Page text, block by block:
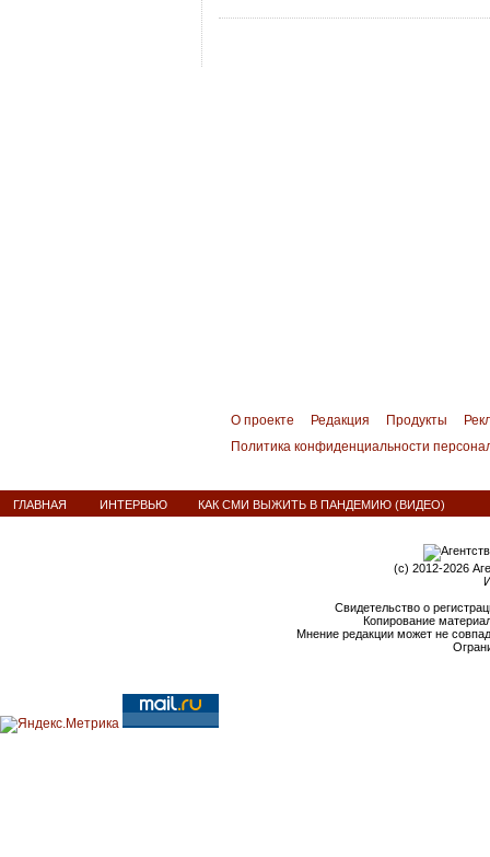
О проекте Редакция Продукты
Политика конфиденциальности
ГЛАВНАЯ ИНТЕРВЬЮ КАК СМИ ВЫЖИТЬ В ПАНДЕМИЮ (ВИДЕО)
(c) 2012-2026
Свидетельство о
Копирование
Мнение редакции может не